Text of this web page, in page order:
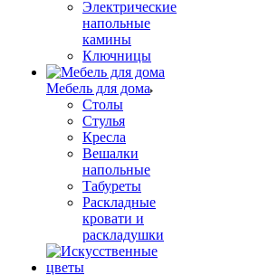
Электрические
напольные
камины
Ключницы
Мебель для дома
Столы
Стулья
Кресла
Вешалки
напольные
Табуреты
Раскладные
кровати и
раскладушки